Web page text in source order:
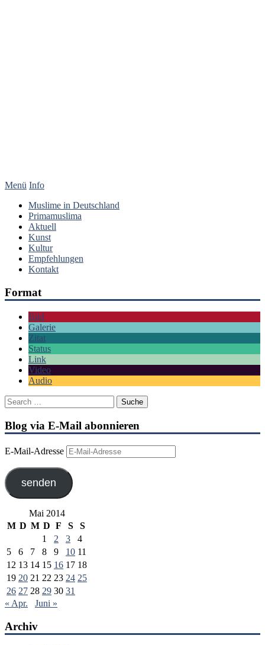
Menü Info
Muslime in Deutschland
Primamuslima
Aktuell
Kunst
Kultur
Empfehlungen
Kontakt
Format
Bild
Galerie
Zitat
Status
Link
Video
Audio
Blog via E-Mail abonnieren
E-Mail-Adresse
senden
Mai 2014
M D M D F S
S
1
2 3
4
5
6 7 8 9 10 11
12 13 14 15 16 17 18
19 20 21 22 23 24 25
26 27 28 29 30 31
« Apr.
Juni »
Archiv